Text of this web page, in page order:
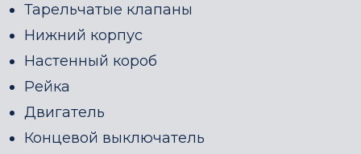
Тарельчатые клапаны
Нижний корпус
Настенный короб
Рейка
Двигатель
Концевой выключатель